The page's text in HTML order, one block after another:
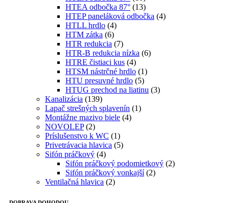
HTEA odbočka 87° (13)
HTEP paneláková odbočka (4)
HTLL hrdlo (4)
HTM zátka (6)
HTR redukcia (7)
HTR-B redukcia nízka (6)
HTRE čistiaci kus (4)
HTSM nástrčné hrdlo (1)
HTU presuvné hrdlo (5)
HTUG prechod na liatinu (3)
Kanalizácia (139)
Lapač strešných splavenín (1)
Montážne mazivo biele (4)
NOVOLEP (2)
Príslušenstvo k WC (1)
Privetrávacia hlavica (5)
Sifón práčkový (4)
Sifón práčkový podomietkový (2)
Sifón práčkový vonkajší (2)
Ventilačná hlavica (2)